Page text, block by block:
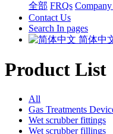
全部 FRQs
Contact Us
Search In pages
简体中
Product List
All
Gas Treatments
Wet scrubber fittings
Wet scrubber fillings